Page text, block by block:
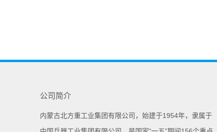
公司简介
内蒙古北方重工业集团有限公司，始建于1954年，隶属于